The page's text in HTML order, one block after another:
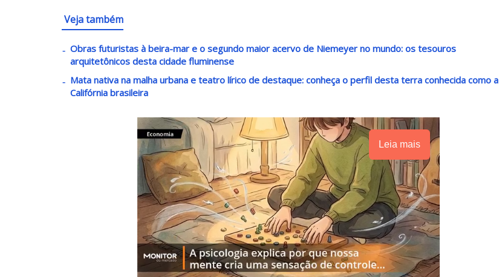
Veja também
Obras futuristas à beira-mar e o segundo maior acervo de Niemeyer no mundo: os tesouros
arquitetônicos desta cidade fluminense
Mata nativa na malha urbana e teatro lírico de destaque: conheça o perfil desta terra conhecida como a
Califórnia brasileira
Leia mais